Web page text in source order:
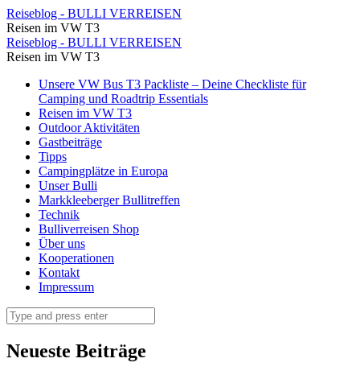
Postkarte
Archive
⋆
Reiseblog
BULLI
VERREISEN
Reiseblog - BULLI VERREISEN
Reisen im VW T3
Postkarte
Archive
Reiseblog
BULLI
VERREISEN
Reiseblog - BULLI VERREISEN
Reisen im VW T3
Skip
content
Unsere VW Bus T3 Packliste – Deine Checkliste für
Camping und Roadtrip Essentials
Reisen im VW T3
Outdoor Aktivitäten
Gastbeiträge
Tipps
Campingplätze in Europa
Unser Bulli
Markkleeberger Bullitreffen
Technik
Bulliverreisen Shop
Über uns
Kooperationen
Kontakt
Impressum
Search
Neueste Beiträge